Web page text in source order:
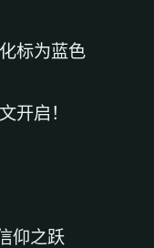
标为蓝色
开启！
仰之跃